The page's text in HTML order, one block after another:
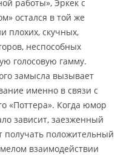
работы», Эркек с
остался в той же
плохих, скучных,
неспособных
голосовую гамму.
замысла вызывает
именно в связи с
«Поттера». Когда юмор
зависит, заезженный
получать положительный
взаимодействии